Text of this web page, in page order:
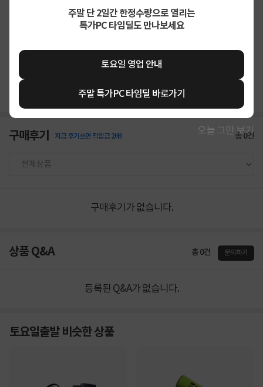
주말 단 2일간 한정수량으로 열리는
특가PC 타임딜도 만나보세요
토요일 영업 안내
주말 특가PC 타임딜 바로가기
오늘 그만 보기
교환/반품/환불
신고 잘못된 상품정보가 있으면 알려주세요.
구매후기 지금 후기쓰면 적립금 2배! 총0건
구매후기가 없습니다.
상품 Q&A 총 0건 문의하기
등록된 Q&A가 없습니다.
토요일출발 비슷한 상품